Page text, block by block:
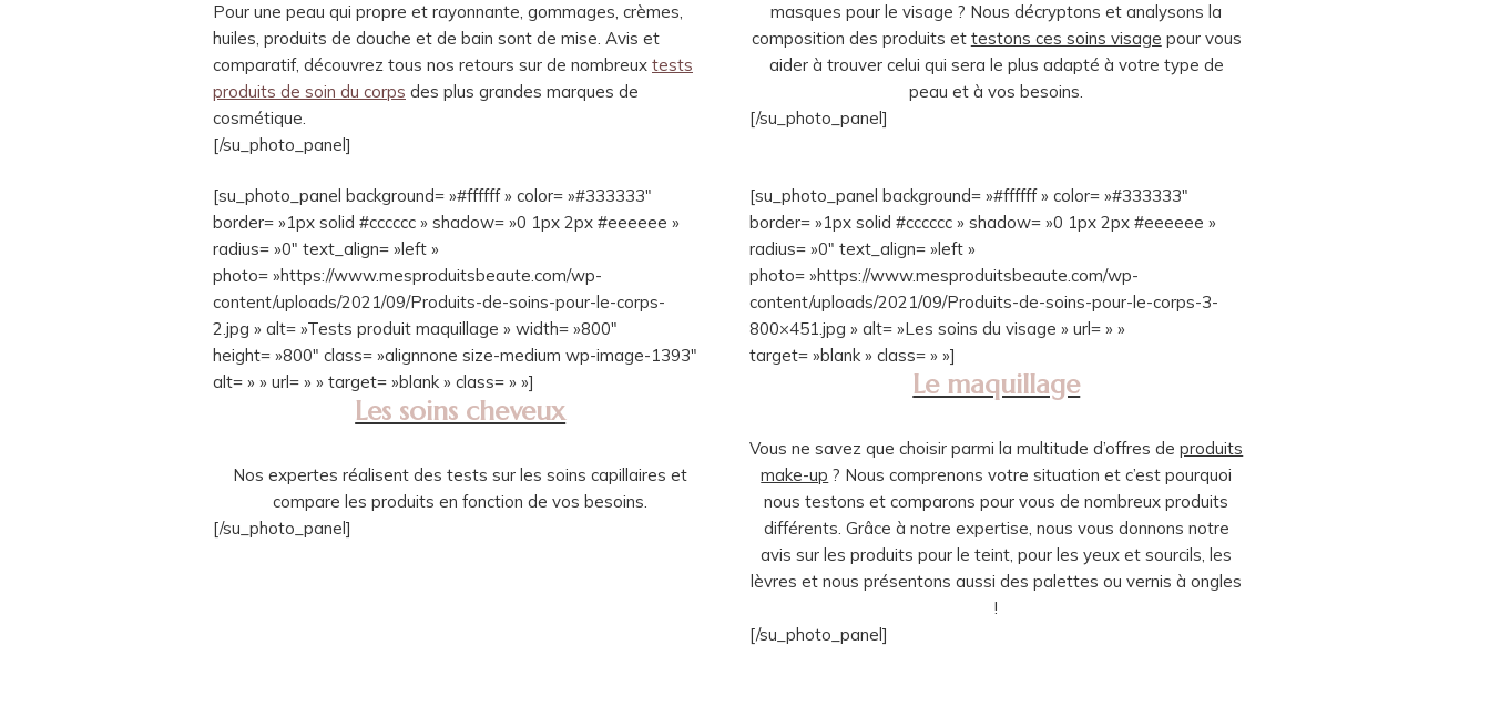
Pour une peau qui propre et rayonnante, gommages, crèmes,
huiles, produits de douche et de bain sont de mise. Avis et
comparatif, découvrez tous nos retours sur de nombreux tests
produits de soin du corps des plus grandes marques de
cosmétique.
[/su_photo_panel]
masques pour le visage ? Nous décryptons et analysons la
composition des produits et testons ces soins visage pour vous
aider à trouver celui qui sera le plus adapté à votre type de
peau et à vos besoins.
[/su_photo_panel]
[su_photo_panel background= »#ffffff » color= »#333333″
border= »1px solid #cccccc » shadow= »0 1px 2px #eeeeee »
radius= »0″ text_align= »left »
photo= »https://www.mesproduitsbeaute.com/wp-
content/uploads/2021/09/Produits-de-soins-pour-le-corps-
2.jpg » alt= »Tests produit maquillage » width= »800″
height= »800″ class= »alignnone size-medium wp-image-1393″
alt= » » url= » » target= »blank » class= » »]
Les soins cheveux
Nos expertes réalisent des tests sur les soins capillaires et
compare les produits en fonction de vos besoins.
[/su_photo_panel]
[su_photo_panel background= »#ffffff » color= »#333333″
border= »1px solid #cccccc » shadow= »0 1px 2px #eeeeee »
radius= »0″ text_align= »left »
photo= »https://www.mesproduitsbeaute.com/wp-
content/uploads/2021/09/Produits-de-soins-pour-le-corps-3-
800×451.jpg » alt= »Les soins du visage » url= » »
target= »blank » class= » »]
Le maquillage
Vous ne savez que choisir parmi la multitude d’offres deproduits
make-up ? Nous comprenons votre situation et c’est pourquoi
nous testons et comparons pour vous de nombreux produits
différents. Grâce à notre expertise, nous vous donnons notre
avis sur les produits pour le teint, pour les yeux et sourcils, les
lèvres et nous présentons aussi des palettes ou vernis à ongles
!
[/su_photo_panel]